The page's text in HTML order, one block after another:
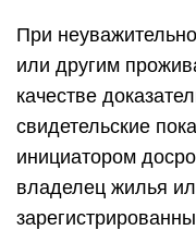
При
или другим
качестве
свидетельские
инициатором
владелец жилья